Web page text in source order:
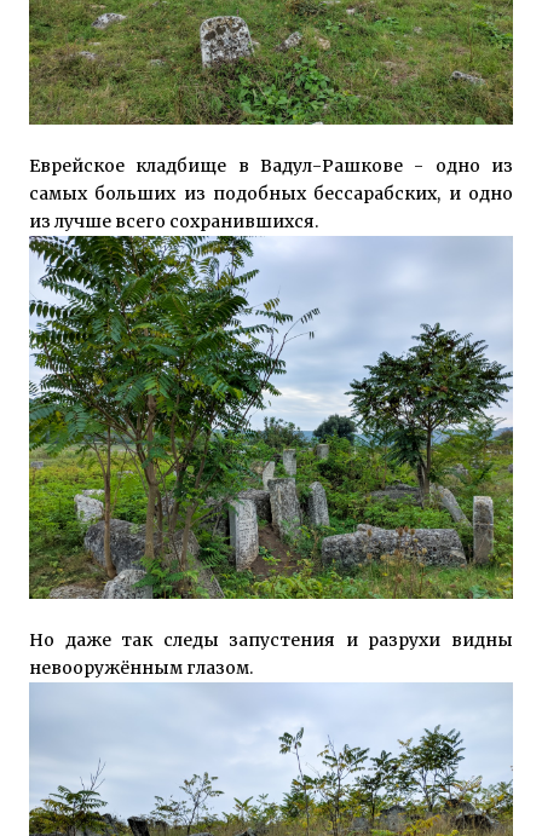
Еврейское кладбище в Вадул-Рашкове - одно из
самых больших из подобных бессарабских, и одно
из лучше всего сохранившихся.
Но даже так следы запустения и разрухи видны
невооружённым глазом.